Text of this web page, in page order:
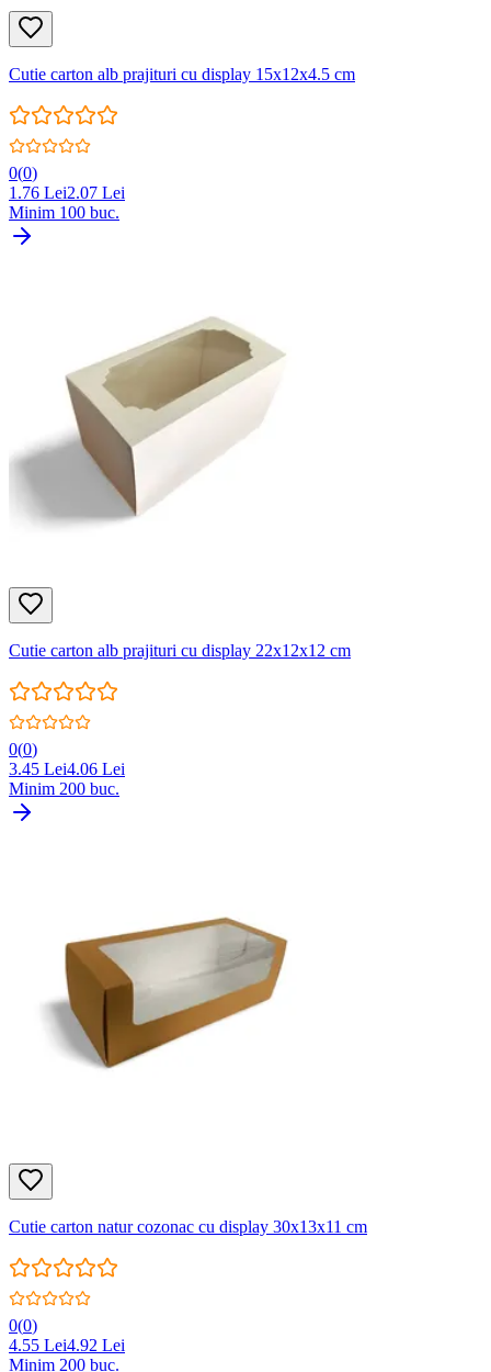
Cutie carton alb prajituri cu display 15x12x4.5 cm
0(0)
1.76 Lei2.07 Lei
Minim 100 buc.
Cutie carton alb prajituri cu display 22x12x12 cm
0(0)
3.45 Lei4.06 Lei
Minim 200 buc.
Cutie carton natur cozonac cu display 30x13x11 cm
0(0)
4.55 Lei4.92 Lei
Minim 200 buc.